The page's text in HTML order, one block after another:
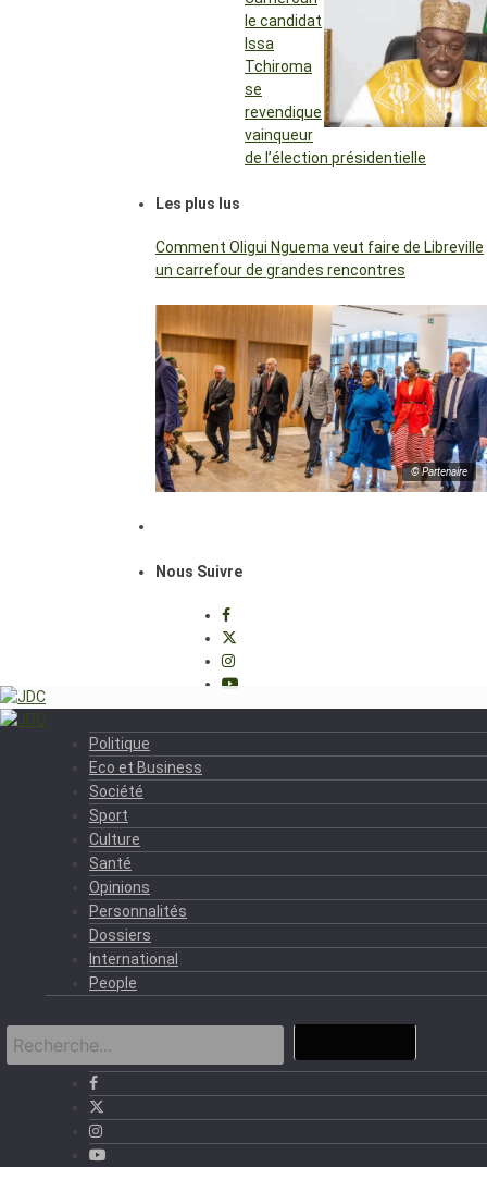
le candidat
Issa
Tchiroma
se
revendique
vainqueur
de l’élection présidentielle
Les plus lus
Comment Oligui Nguema veut faire de Libreville
un carrefour de grandes rencontres
© Partenaire
Nous Suivre
Politique
Eco et Business
Société
Sport
Culture
Santé
Opinions
Personnalités
Dossiers
International
People